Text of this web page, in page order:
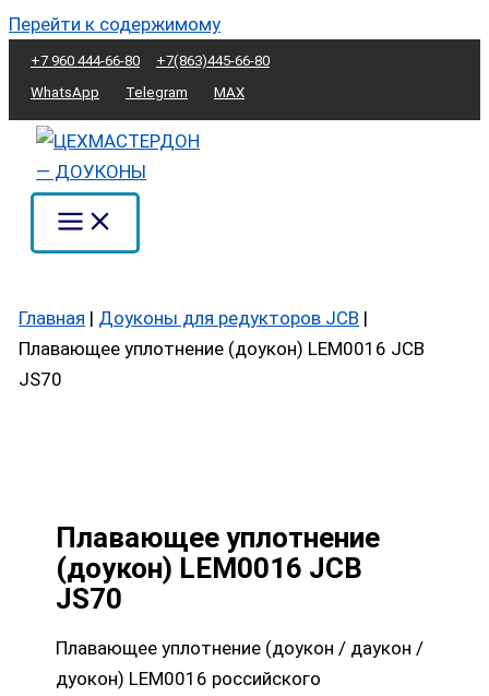
Перейти к содержимому
+7 960 444-66-80
+7(863)445-66-80
WhatsApp
Telegram MAX
Главная | Доуконы для редукторов JCB |
Плавающее уплотнение (доукон) LEM0016 JCB
JS70
Плавающее уплотнение
(доукон) LEM0016 JCB
JS70
Плавающее уплотнение (доукон / даукон /
дуокон) LEM0016 российского